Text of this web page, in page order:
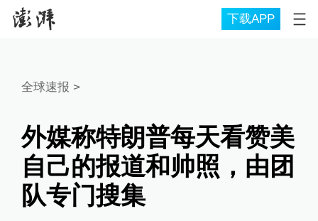
下载APP
全球速报 >
外媒称特朗普每天看赞美
自己的报道和帅照，由团
队专门搜集